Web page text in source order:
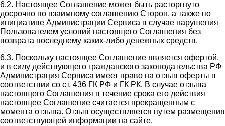
6.2. Настоящее Соглашение может быть расторгнуто
досрочно по взаимному соглашению Сторон, а также по
инициативе Администрации Сервиса в случае нарушения
Пользователем условий настоящего Соглашения без
возврата последнему каких-либо денежных средств.
6.3. Поскольку настоящее Соглашение является офертой,
и в силу действующего гражданского законодательства РФ
Администрация Сервиса имеет право на отзыв оферты в
соответствии со ст. 436 ГК РФ и ГК РК. В случае отзыва
настоящего Соглашения в течение срока его действия
настоящее Соглашение считается прекращенным с
момента отзыва. Отзыв осуществляется путем размещения
соответствующей информации на сайте.